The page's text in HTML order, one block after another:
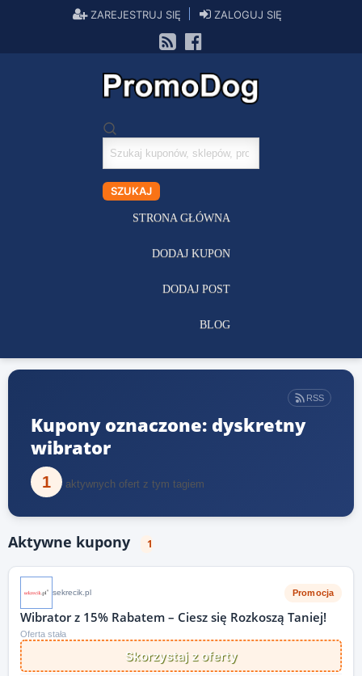
ZAREJESTRUJ SIĘ ZALOGUJ SIĘ
Szukaj
kuponów
SZUKAJ
STRONA GŁÓWNA
DODAJ KUPON
DODAJ POST
BLOG
RSS
Kupony oznaczone: dyskretny
wibrator
1 aktywnych ofert z tym tagiem
Aktywne kupony 1
sekrecik.pl Promocja
Wibrator z 15% Rabatem – Ciesz się Rozkoszą Taniej!
Oferta stała
Skorzystaj z oferty